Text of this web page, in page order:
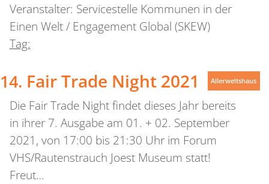
Veranstalter: Servicestelle Kommunen in der
Einen Welt / Engagement Global (SKEW)
Tag:
Fair Trade Night 2021
Die Fair Trade Night findet dieses Jahr bereits
in ihrer 7. Ausgabe am 01. + 02. September
2021, von 17:00 bis 21:30 Uhr im Forum
VHS/Rautenstrauch Joest Museum statt!
Freut…
Allerweltshaus